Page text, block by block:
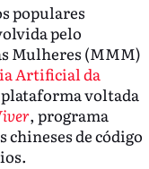
populares
pelo
Mulheres (MMM)
Artificial da
plataforma voltada
, programa
de código